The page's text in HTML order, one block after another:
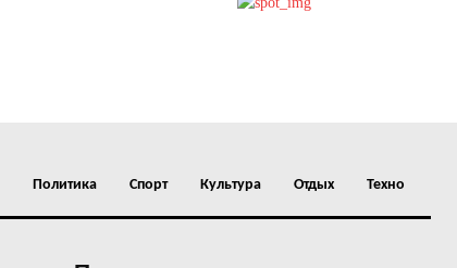
Политика Спорт Культура Отдых Техно